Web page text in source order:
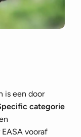
is een door
categorie
vooraf